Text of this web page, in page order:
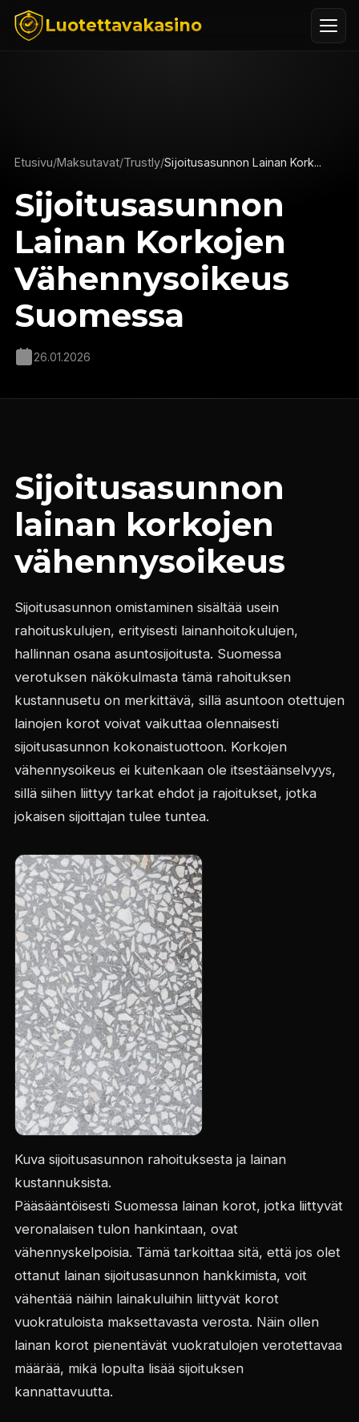
Luotettavakasino
Etusivu/Maksutavat/Trustly/Sijoitusasunnon Lainan Kork...
Sijoitusasunnon
Lainan Korkojen
Vähennysoikeus
Suomessa
26.01.2026
Sijoitusasunnon
lainan korkojen
vähennysoikeus
Sijoitusasunnon omistaminen sisältää usein
rahoituskulujen, erityisesti lainanhoitokulujen,
hallinnan osana asuntosijoitusta. Suomessa
verotuksen näkökulmasta tämä rahoituksen
kustannusetu on merkittävä, sillä asuntoon otettujen
lainojen korot voivat vaikuttaa olennaisesti
sijoitusasunnon kokonaistuottoon. Korkojen
vähennysoikeus ei kuitenkaan ole itsestäänselvyys,
sillä siihen liittyy tarkat ehdot ja rajoitukset, jotka
jokaisen sijoittajan tulee tuntea.
Kuva sijoitusasunnon rahoituksesta ja lainan
kustannuksista.
Pääsääntöisesti Suomessa lainan korot, jotka liittyvät
veronalaisen tulon hankintaan, ovat
vähennyskelpoisia. Tämä tarkoittaa sitä, että jos olet
ottanut lainan sijoitusasunnon hankkimista, voit
vähentää näihin lainakuluihin liittyvät korot
vuokratuloista maksettavasta verosta. Näin ollen
lainan korot pienentävät vuokratulojen verotettavaa
määrää, mikä lopulta lisää sijoituksen
kannattavuutta.